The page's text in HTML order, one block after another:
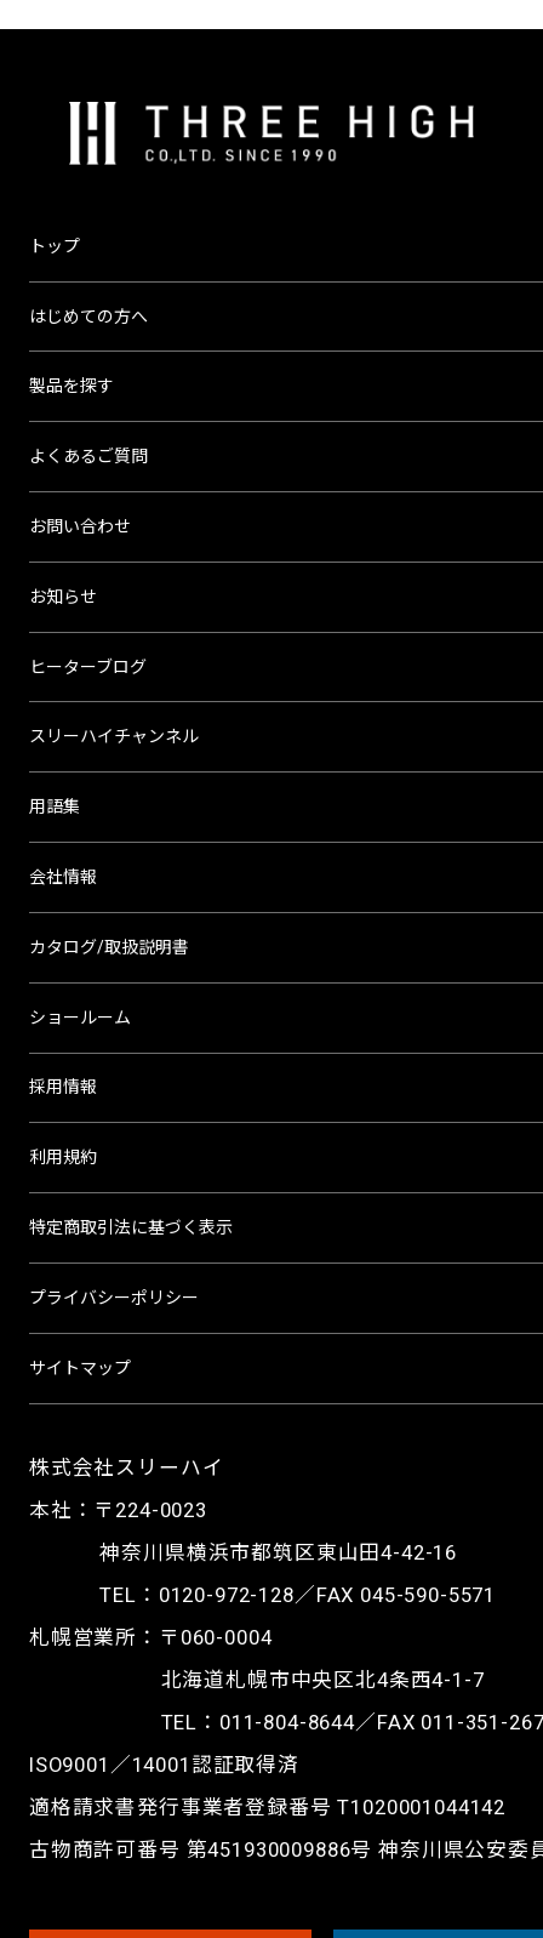
式
ス
ー
ハ
イ
株式会社スリーハイ
本社：〒224-0023
神奈川県横浜市都筑区東山田4-42-16
TEL： 0120-972-128／FAX 045-590-5571
札幌営業所：〒060-0004
北海道札幌市中央区北4条西4-1-7
TEL： 011-804-8644／FAX 011-351-
ISO9001／14001認証取得済
適格請求書発行事業者登録番号 T1020001044142
古物商許可番号 第451930009886号 神奈川県公安委
トップ
はじめての方へ
製品を探す
よくあるご質問
お問い合わせ
お知らせ
ヒーターブログ
スリーハイチャンネル
用語集
会社情報
カタログ/取扱説明書
ショールーム
採用情報
利用規約
特定商取引法に基づく表示
プライバシーポリシー
サイトマップ